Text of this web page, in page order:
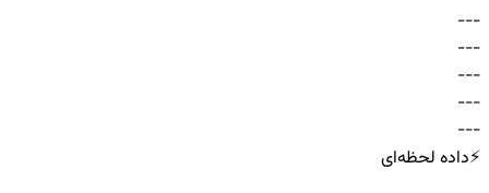
-
-
-
-
-
-
-
-
-
-
-
-
-
-
-
⚡داده لحظه‌ای